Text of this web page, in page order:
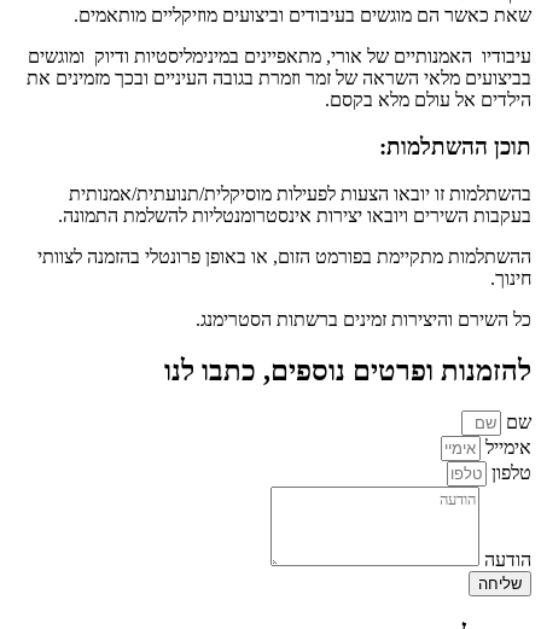
כאשר הם מוגשים בעיבודים וביצועים מוזיקליים מותאמים.
האמנותיים של אורי, מתאפיינים במינימליסטיות ודיוק ומוגשים
מלאי השראה של זמר וזמרת בגובה העיניים ובכך מזמינים את
אל עולם מלא בקסם.
ההשתלמות:
זו יובאו הצעות לפעילות מוסיקלית/תנועתית/אמנותית
השירים ויובאו יצירות אינסטרומנטליות להשלמת התמונה.
מתקיימת בפורמט הזום, או באופן פרונטלי בהזמנה לצוותי
השירם והיצירות זמינים ברשתות הסטרימנג.
ופרטים נוספים, כתבו לנו
שליחה